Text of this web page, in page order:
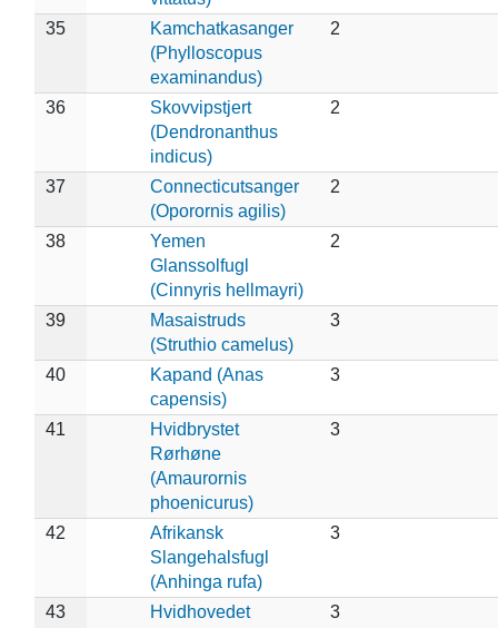
35
Kamchatkasanger
(Phylloscopus
examinandus)
2
36
Skovvipstjert
(Dendronanthus
indicus)
2
37
Connecticutsanger
(Oporornis agilis)
2
38
Yemen
Glanssolfugl
(Cinnyris hellmayri)
2
39
Masaistruds
(Struthio camelus)
3
40
Kapand (Anas
capensis)
3
41
Hvidbrystet
Rørhøne
(Amaurornis
phoenicurus)
3
42
Afrikansk
Slangehalsfugl
(Anhinga rufa)
3
43
Hvidhovedet
3